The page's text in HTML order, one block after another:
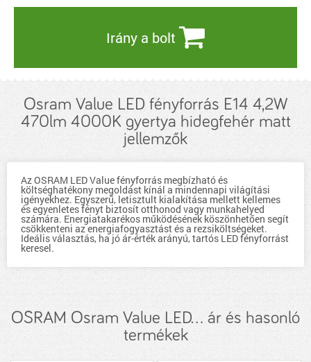
Irány a bolt
Osram Value LED fényforrás E14 4,2W
470lm 4000K gyertya hidegfehér matt
jellemzők
Az OSRAM LED Value fényforrás megbízható és
költséghatékony megoldást kínál a mindennapi világítási
igényekhez. Egyszerű, letisztult kialakítása mellett kellemes
és egyenletes fényt biztosít otthonod vagy munkahelyed
számára. Energiatakarékos működésének köszönhetően segít
csökkenteni az energiafogyasztást és a rezsiköltségeket.
Ideális választás, ha jó ár-érték arányú, tartós LED fényforrást
keresel.
OSRAM Osram Value LED... ár és hasonló
termékek